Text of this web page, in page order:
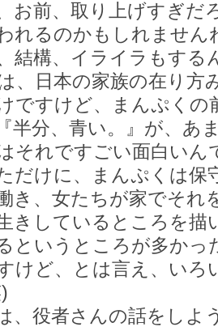
お前、取り上げすぎだ
れるのかもしれません
結構、イライラもする
、日本の家族の在り方
ですけど、まんぷくの
半分、青い。』が、あ
それですごい面白いん
だけに、まんぷくは保
き、女たちが家でそれ
きしているところを描
というところが多かっ
けど、とは言え、いろ
、役者さんの話をしよ